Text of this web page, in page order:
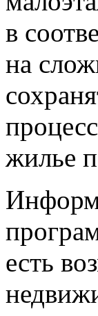
в
на
жилье
есть